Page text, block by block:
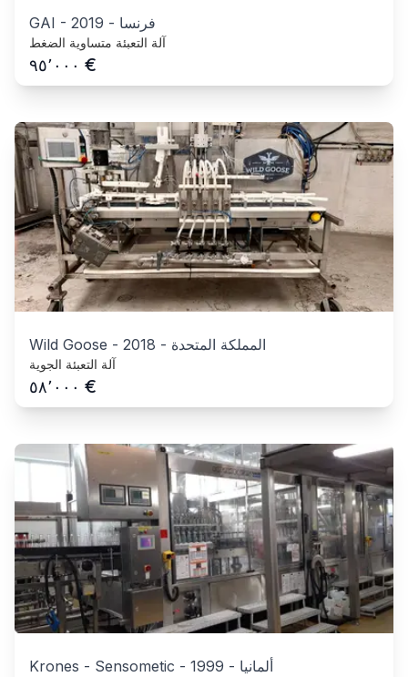
GAI - 2019 - فرنسا
آلة التعبئة متساوية الضغط
٩٥٬٠٠٠ €
Wild Goose - 2018 - المملكة المتحدة
آلة التعبئة الجوية
٥٨٬٠٠٠ €
Krones - Sensometic - 1999 - ألمانيا